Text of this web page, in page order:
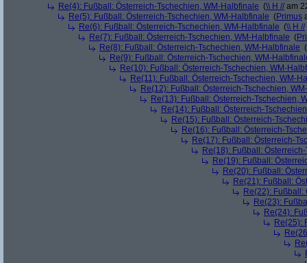
Re(4): Fußball: Österreich-Tschechien, WM-Halbfinale (\\ H // am
Re(5): Fußball: Österreich-Tschechien, WM-Halbfinale (Primus
Re(6): Fußball: Österreich-Tschechien, WM-Halbfinale (\\ H //
Re(7): Fußball: Österreich-Tschechien, WM-Halbfinale (
Re(8): Fußball: Österreich-Tschechien, WM-Halbfinale (
Re(9): Fußball: Österreich-Tschechien, WM-
Re(10): Fußball: Österreich-Tschechien, WM-
Re(11): Fußball: Österreich-Tschechien, WM-
Re(12): Fußball: Österreich-Tschechien,
Re(13): Fußball: Österreich-Tschechien,
Re(14): Fußball: Österreich-
Re(15): Fußball: Österreich-
Re(16): Fußball: Österreich-
Re(17): Fußball: Österreich-
Re(18): Fußball:
Re(19): Fußball:
Re(20): Fußball:
Re(21): Fußball:
Re(22): Fußball:
Re(23):
Re(24):
Re(25):